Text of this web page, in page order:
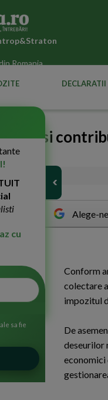
Romania
DECLARATII
venit si
Alege-
Conform
colectare
impozitul
De
deseurilor
cu
sa fie